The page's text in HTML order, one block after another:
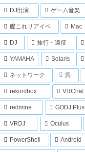
DJ出演 ゲーム音楽
艦これリアイベ Mac
DJ 旅行・遠征
YAMAHA Solaris
ネットワーク 呉
rekordbox VRChat
redmine GODJ Plus
VRDJ Oculus
PowerShell Android